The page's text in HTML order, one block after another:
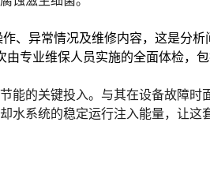
、异常情况及维修内容，这是分析
由专业维保人员实施的全面体检，
能的关键投入。与其在设备故障时
系统的稳定运行注入能量，让这